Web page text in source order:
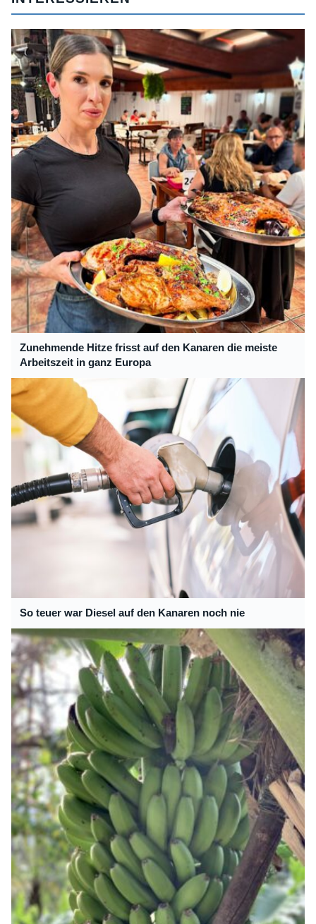
Zunehmende Hitze frisst auf den Kanaren die meiste
Arbeitszeit in ganz Europa
So teuer war Diesel auf den Kanaren noch nie